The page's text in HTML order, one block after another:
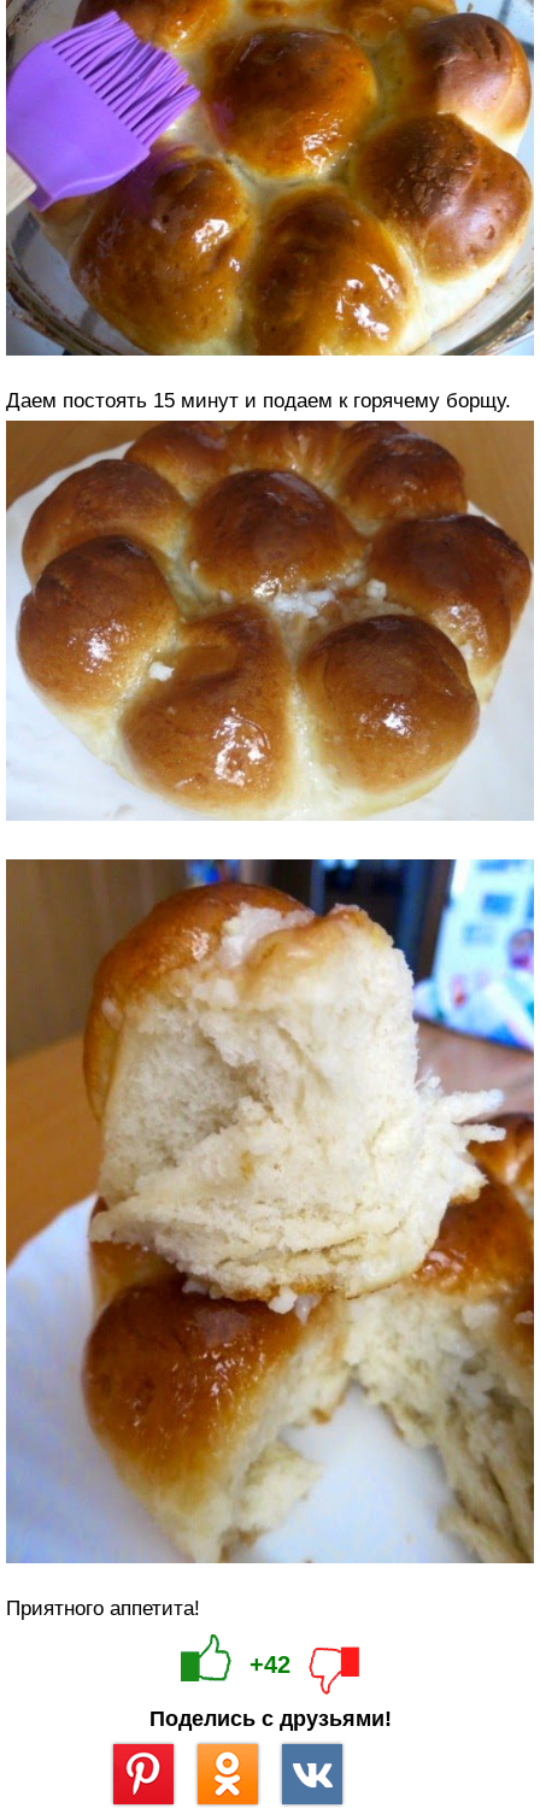
Даем постоять 15 минут и подаем к горячему борщу.
Приятного аппетита!
+42
Поделись с друзьями!